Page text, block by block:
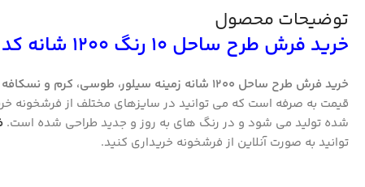
توضیحات محصول
خرید فرش طرح ساحل 10 رنگ 1200 شانه کد 1364
خرید فرش طرح ساحل 1200 شانه زمینه سیلور، طوسی، کرم و
قیمت به صرفه است که می توانید در سایزهای مختلف از فرشخونه
شده تولید می شود و در رنگ های به روز و جدید طراحی شده است.
توانید به صورت آنلاین از فرشخونه خریداری کنید.